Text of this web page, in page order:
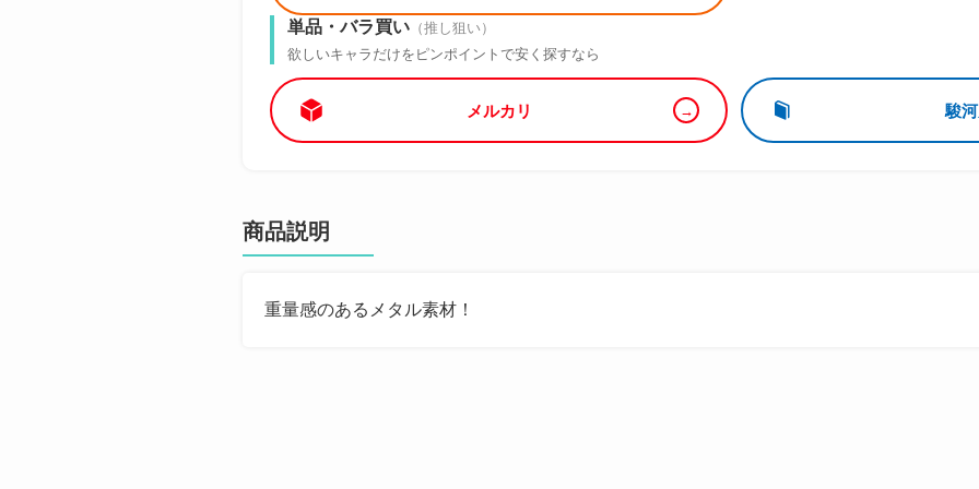
単品・バラ買い （推し狙い）
欲しいキャラだけをピンポイントで安く探すなら
メルカリ 駿
商品説明
重量感のあるメタル素材！